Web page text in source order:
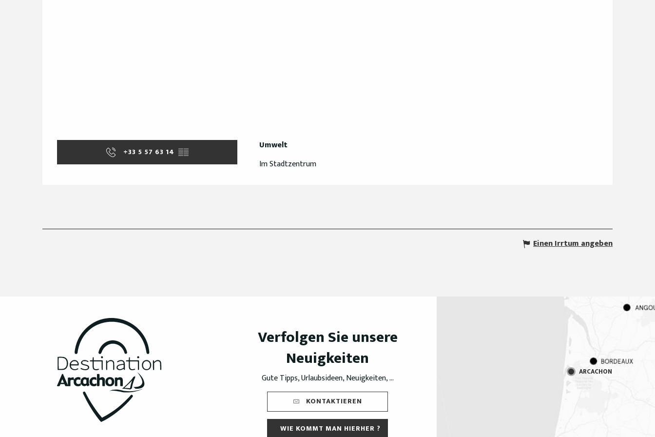
+33 5 57 63 14 ▒▒
Umwelt
Umwelt
Im Stadtzentrum
Einen Irrtum angeben
Verfolgen Sie unsere
Neuigkeiten
Gute Tipps, Urlaubsideen, Neuigkeiten, ...
KONTAKTIEREN
WIE KOMMT MAN HIERHER ?
ARCACHON